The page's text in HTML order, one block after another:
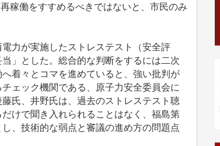
稼働をすすめるべきではないと、市民のみ
力が実施したストレステスト（安全評
」とした。総合的な判断をするには二次
着々とコマを進めていると、強い批判が
ェック機関である、原子力安全委員会に
氏、井野氏は、過去のストレステスト聴
けで聞き入れられることはなく、福島第
、技術的な弱点と審議の進め方の問題点